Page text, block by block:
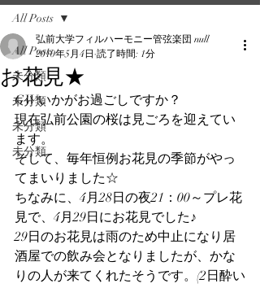
All Posts
未分類
未分類
未分類
未分類
All Posts
お花見★
弘前大学フィルハーモニー管弦楽団 null
2010年5月4日 読了時間: 1分
GWいかがお過ごしですか？
現在弘前公園の桜は見ごろを迎えてい
ます。
そして、毎年恒例お花見の季節がやっ
てまいりました☆
ちなみに、4月28日の夜21：00～プレ花
見で、4月29日にお花見でした♪
29日のお花見は雨のため中止になり居
酒屋での飲み会となりましたが、かな
りの人が来てくれたそうです。(2日酔い